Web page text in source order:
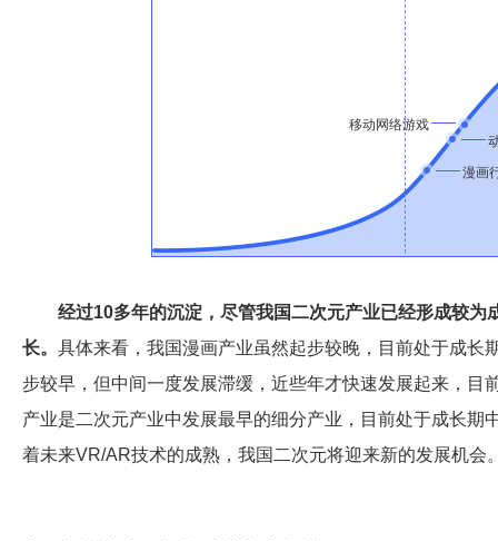
漫画
移动网络游戏
经过10多年的沉淀，尽管我国二次元产业已经形成较
长。 具体来看，我国漫画产业虽然起步较晚，目前处于成长
步较早，但中间一度发展滞缓，近些年才快速发展起来，
产业是二次元产业中发展最早的细分产业，目前处于成长
着未来VR/AR技术的成熟，我国二次元将迎来新的发展机